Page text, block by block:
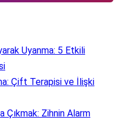
Uyanma: 5 Etkili
Çift Terapisi ve İlişki
Çıkmak: Zihnin Alarm